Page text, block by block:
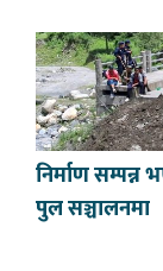
निर्माण
पुल सञ्चालनमा